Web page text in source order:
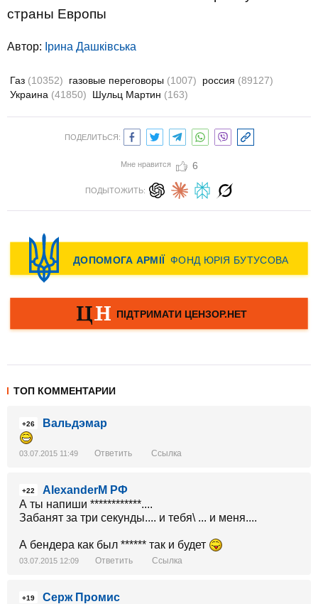
страны Европы
Автор: Ірина Дашківська
Газ (10352) газовые переговоры (1007) россия (89127)
Украина (41850) Шульц Мартин (163)
ПОДЕЛИТЬСЯ:
Мне нравится 6
ПОДЫТОЖИТЬ:
ТОП КОММЕНТАРИИ
+26 Вальдэмар
03.07.2015 11:49 Ответить Ссылка
+22
AlexanderM РФ
А ты напиши ************....
Забанят за три секунды.... и тебя\ ... и меня....
А бендера как был ****** так и будет
03.07.2015 12:09 Ответить Ссылка
+19
Серж Промис